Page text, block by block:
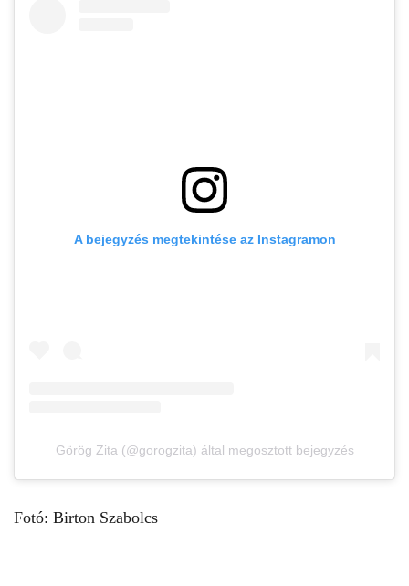
A bejegyzés megtekintése az Instagramon
Görög Zita (@gorogzita) által megosztott bejegyzés
Fotó: Birton Szabolcs